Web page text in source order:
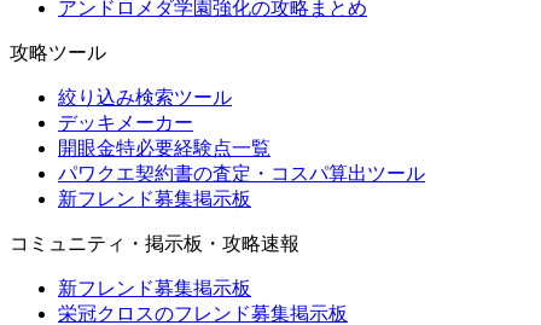
アンドロメダ学園強化の攻略まとめ
攻略ツール
絞り込み検索ツール
デッキメーカー
開眼金特必要経験点一覧
パワクエ契約書の査定・コスパ算出ツール
新フレンド募集掲示板
コミュニティ・掲示板・攻略速報
新フレンド募集掲示板
栄冠クロスのフレンド募集掲示板